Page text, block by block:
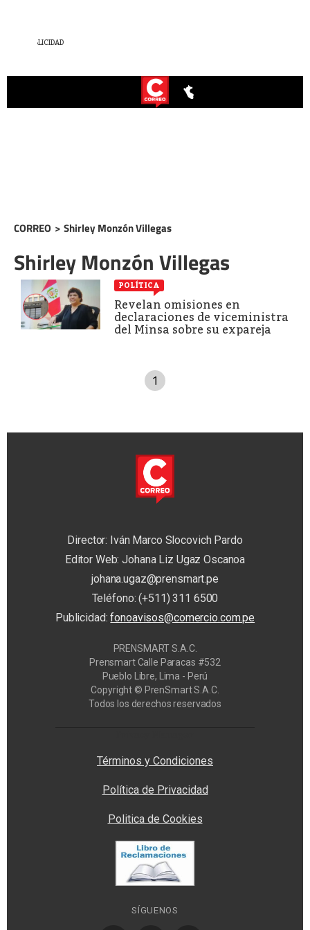
CORREO > Shirley Monzón Villegas
Shirley Monzón Villegas
POLÍTICA
Revelan omisiones en
declaraciones de viceministra
del Minsa sobre su expareja
1
Director: Iván Marco Slocovich Pardo
Editor Web: Johana Liz Ugaz Oscanoa
johana.ugaz@prensmart.pe
Teléfono: (+511) 311 6500
Publicidad:fonoavisos@comercio.com.pe
PRENSMART S.A.C.
Prensmart Calle Paracas #532
Pueblo Libre, Lima - Perú
Copyright © PrenSmart S.A.C.
Todos los derechos reservados
Términos y Condiciones
Política de Privacidad
Politica de Cookies
SÍGUENOS